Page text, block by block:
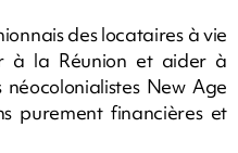
des locataires à vie
à la Réunion et aider à
New Age
purement financières et